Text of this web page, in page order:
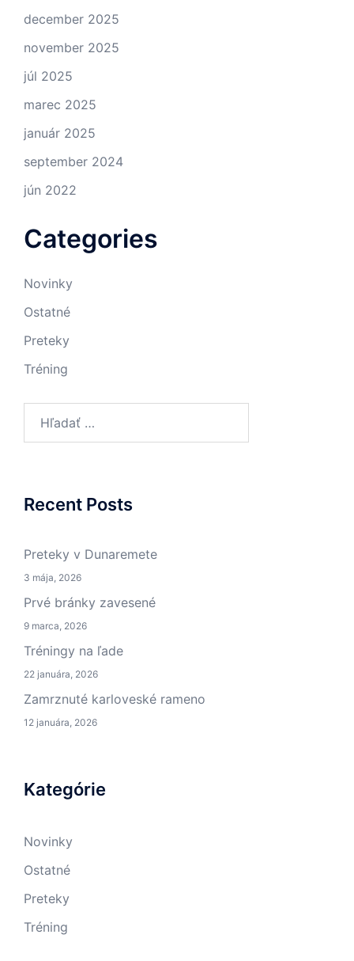
december 2025
november 2025
júl 2025
marec 2025
január 2025
september 2024
jún 2022
Categories
Novinky
Ostatné
Preteky
Tréning
Recent Posts
Preteky v Dunaremete
3 mája, 2026
Prvé bránky zavesené
9 marca, 2026
Tréningy na ľade
22 januára, 2026
Zamrznuté karloveské rameno
12 januára, 2026
Kategórie
Novinky
Ostatné
Preteky
Tréning